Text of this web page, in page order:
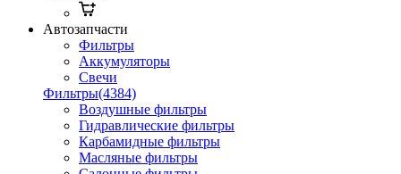
Автозапчасти
Фильтры
Аккумуляторы
Свечи
Фильтры(4384)
Воздушные фильтры
Гидравлические фильтры
Карбамидные фильтры
Масляные фильтры